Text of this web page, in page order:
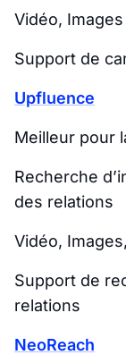
Vidéo, Images
Support de
Upfluence
Meilleur pour
Recherche
des relations
Vidéo,
Support de
relations
NeoReach